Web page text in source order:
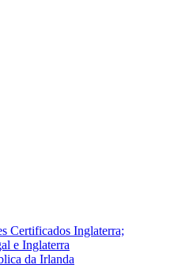
Certificados Inglaterra;
e Inglaterra
da Irlanda